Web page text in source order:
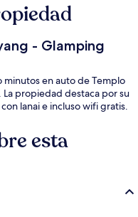
- Glamping
minutos en auto de Templo
propiedad destaca por su
lanai e incluso wifi gratis.
esta